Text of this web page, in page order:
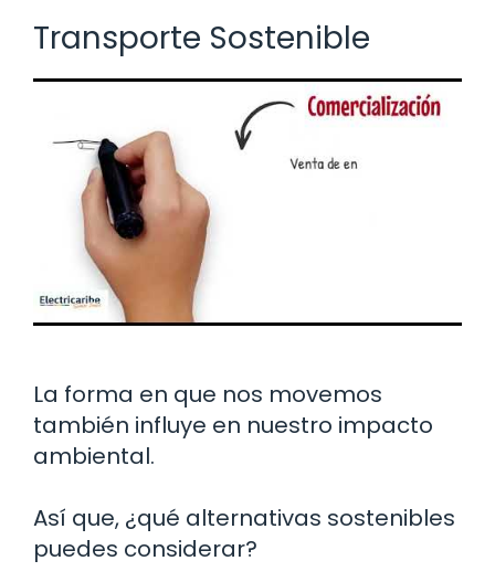
Transporte Sostenible
La forma en que nos movemos
también influye en nuestro impacto
ambiental.
Así que, ¿qué alternativas sostenibles
puedes considerar?